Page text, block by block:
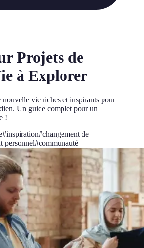
Projets de
à Explorer
nouvelle vie riches et inspirants pour
Un guide complet pour un
!
#inspiration#changement de
personnel#communauté